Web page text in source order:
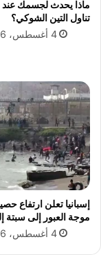
ع
1
6
0
0
ج
ن
ي
ه
ن
ل
م
ا
ل
ع
ز
ا
ء
ف
ي
ه
ماذا يحدث لجسمك عند
تناول التين الشوكي؟
4 أغسطس، 2026
إسبانيا تعلن ارتفاع
موجة العبور إلى سبتة إلى 75
4 أغسطس، 2026